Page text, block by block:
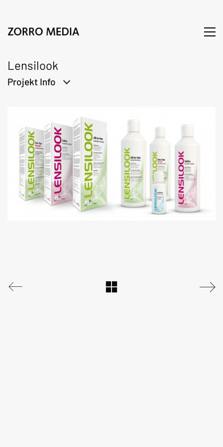
Lensilook
Projekt Info